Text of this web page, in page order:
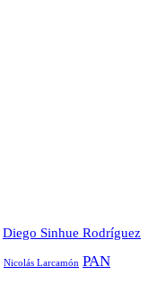
Diego Sinhue Rodríguez
Nicolás Larcamón PAN